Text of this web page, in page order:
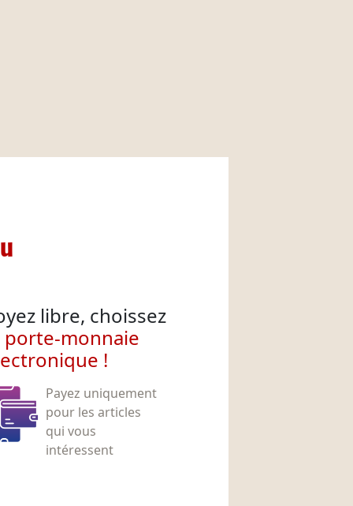
libre, choissez
porte-monnaie
!
Payez uniquement
pour les articles
qui vous
intéressent